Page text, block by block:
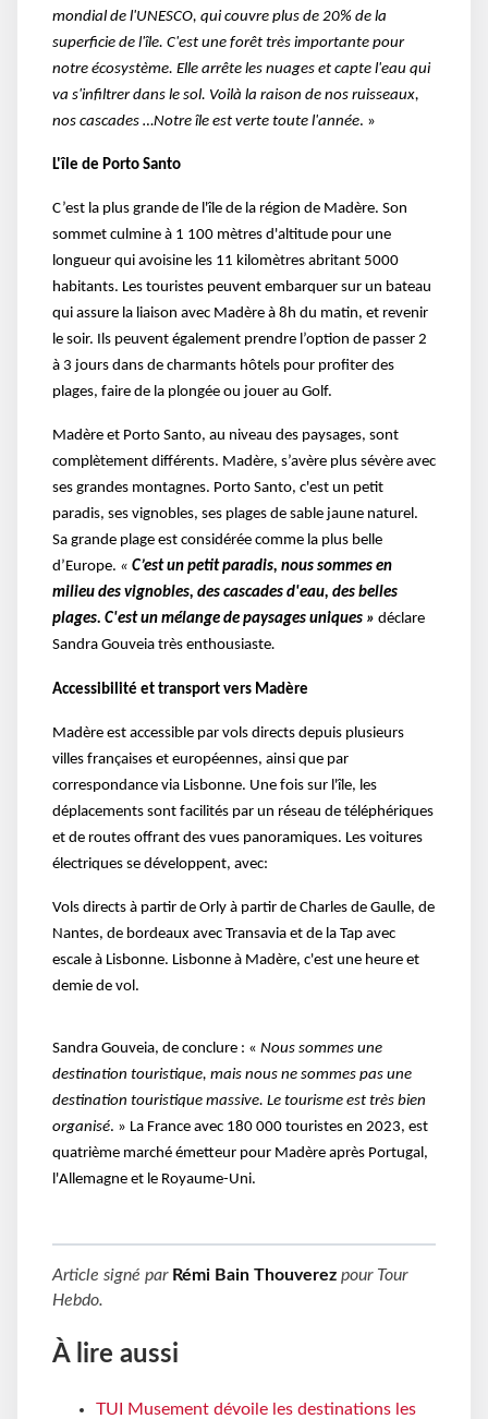
mondial de l'UNESCO, qui couvre plus de 20% de la
superficie de l'île. C'est une forêt très importante pour
notre écosystème. Elle arrête les nuages et capte l'eau qui
va s'infiltrer dans le sol. Voilà la raison de nos ruisseaux,
nos cascades …Notre île est verte toute l'année. »
L'île de Porto Santo
C’est la plus grande de l'île de la région de Madère. Son
sommet culmine à 1 100 mètres d'altitude pour une
longueur qui avoisine les 11 kilomètres abritant 5000
habitants. Les touristes peuvent embarquer sur un bateau
qui assure la liaison avec Madère à 8h du matin, et revenir
le soir. Ils peuvent également prendre l’option de passer 2
à 3 jours dans de charmants hôtels pour profiter des
plages, faire de la plongée ou jouer au Golf.
Madère et Porto Santo, au niveau des paysages, sont
complètement différents. Madère, s’avère plus sévère avec
ses grandes montagnes. Porto Santo, c'est un petit
paradis, ses vignobles, ses plages de sable jaune naturel.
Sa grande plage est considérée comme la plus belle
d’Europe. « C’est un petit paradis, nous sommes en
milieu des vignobles, des cascades d'eau, des belles
plages. C'est un mélange de paysages uniques » déclare
Sandra Gouveia très enthousiaste.
Accessibilité et transport vers Madère
Madère est accessible par vols directs depuis plusieurs
villes françaises et européennes, ainsi que par
correspondance via Lisbonne. Une fois sur l'île, les
déplacements sont facilités par un réseau de téléphériques
et de routes offrant des vues panoramiques. Les voitures
électriques se développent, avec:
Vols directs à partir de Orly à partir de Charles de Gaulle, de
Nantes, de bordeaux avec Transavia et de la Tap avec
escale à Lisbonne. Lisbonne à Madère, c'est une heure et
demie de vol.
Sandra Gouveia, de conclure : « Nous sommes une
destination touristique, mais nous ne sommes pas une
destination touristique massive. Le tourisme est très bien
organisé. » La France avec 180 000 touristes en 2023, est
quatrième marché émetteur pour Madère après Portugal,
l'Allemagne et le Royaume-Uni.
Article signé par Rémi Bain Thouverez pour Tour
Hebdo.
À lire aussi
TUI Musement dévoile les destinations les